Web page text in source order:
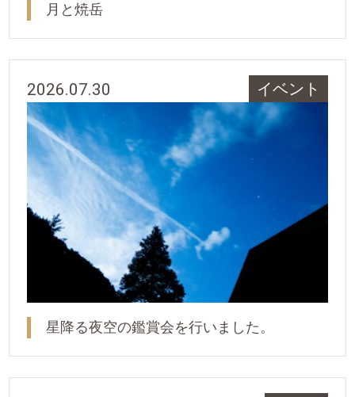
月と焼岳
2026.07.30 イベント
星降る夜空の鑑賞会を行いました。